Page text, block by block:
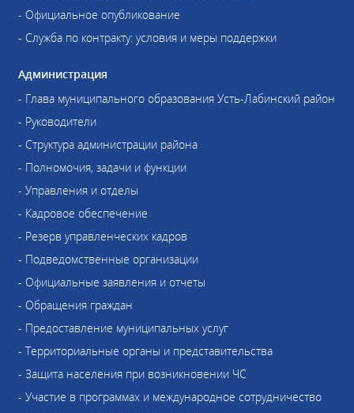
- Официальное опубликование
- Служба по контракту: условия и меры поддержки
Администрация
- Глава муниципального образования Усть-Лабинский район
- Руководители
- Структура администрации района
- Полномочия, задачи и функции
- Управления и отделы
- Кадровое обеспечение
- Резерв управленческих кадров
- Подведомственные организации
- Официальные заявления и отчеты
- Обращения граждан
- Предоставление муниципальных услуг
- Территориальные органы и представительства
- Защита населения при возникновении ЧС
- Участие в программах и международное сотрудничество